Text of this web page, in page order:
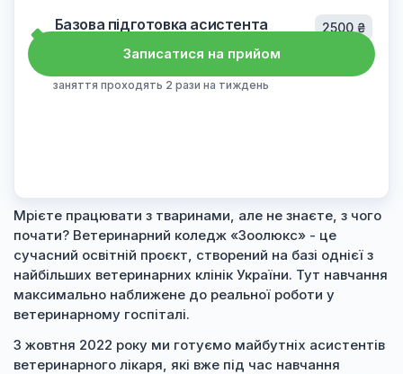
Мрієте працювати з тваринами, але не знаєте, з чого
почати? Ветеринарний коледж «Зоолюкс» - це
сучасний освітній проєкт, створений на базі однієї з
найбільших ветеринарних клінік України. Тут навчання
максимально наближене до реальної роботи у
ветеринарному госпіталі.
З жовтня 2022 року ми готуємо майбутніх асистентів
ветеринарного лікаря, які вже під час навчання
Базова підготовка асистента
ветеринарного лікаря
заняття проходять 2 рази на тиждень
2500 ₴
Записатися на прийом